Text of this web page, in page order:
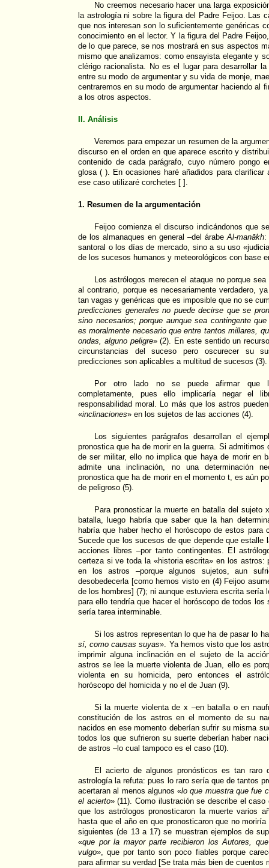
No creemos necesario hacer una larga
la astrología ni sobre la figura del Padre Feijoo. Las
que nos interesan son lo suficientemente genéricas
conocimiento en el lector. Y la figura del Padre
de lo que parece, se nos mostrará en sus aspectos
mismo que analizamos: como ensayista elegante y
clérigo racionalista. No es el lugar para desarrollar
entre su modo de argumentar y su vida de monje,
centraremos en su modo de argumentar haciendo al
a los otros aspectos.
II. Análisis
Veremos para empezar un resumen de la
discurso en el orden en que aparece escrito y
contenido de cada parágrafo, cuyo número pongo
glosa ( ). En ocasiones haré añadidos para clarificar
ese caso utilizaré corchetes [ ].
1. Resumen de la argumentación
Feijoo comienza el discurso indicándonos que
de los almanaques en general –del árabeAl-manākh:
santoral o los días de mercado, sino a su uso
de los sucesos humanos y meteorológicos con base
Los astrólogos merecen el ataque no porque
al contrario, porque es necesariamente verdadero,
tan vagas y genéricas que es imposible que no se
predicciones generales no puede decirse que se
sino necesarios; porque aunque sea contingente
es moralmente necesario que entre tantos millares,
ondas, alguno peligre» (2). En este sentido un
circunstancias del suceso pero oscurecer su
predicciones son aplicables a multitud de sucesos (3).
Por otro lado no se puede afirmar que
completamente, pues ello implicaría negar el
responsabilidad moral. Lo más que los astros
«inclinaciones» en los sujetos de las acciones (4).
Los siguientes parágrafos desarrollan el
pronostica que ha de morir en la guerra. Si admitimos
de ser militar, ello no implica que haya de morir en
admite una inclinación, no una determinación
pronostica que ha de morir en el momento t, es aún
de peligroso (5).
Para pronosticar la muerte en batalla del sujeto
batalla, luego habría que saber que la han
habría que haber hecho el horóscopo de estos para
Sucede que los sucesos de que depende que estalle
acciones libres –por tanto contingentes. El
certeza si ve toda la «historia escrita» en los astros:
en los astros –porque algunos sujetos, aun
desobedecerla [como hemos visto en (4) Feijoo
de los hombres] (7); ni aunque estuviera escrita sería
para ello tendría que hacer el horóscopo de todos
sería tarea interminable.
Si los astros representan lo que ha de pasar lo
sí, como causas suyas». Ya hemos visto que los
imprimir alguna inclinación en el sujeto de la
astros se lee la muerte violenta de Juan, ello es
violenta en su homicida, pero entonces el
horóscopo del homicida y no el de Juan (9).
Si la muerte violenta de x –en batalla o en
constitución de los astros en el momento de su
nacidos en ese momento deberían sufrir su misma
todos los que sufrieron su suerte deberían haber
de astros –lo cual tampoco es el caso (10).
El acierto de algunos pronósticos es tan raro
astrología la refuta: pues lo raro sería que de tantos
acertaran al menos algunos «lo que muestra que fue
el acierto» (11). Como ilustración se describe el
que los astrólogos pronosticaron la muerte varios
hasta que el año en que pronosticaron que no
siguientes (de 13 a 17) se muestran ejemplos de
«que por la mayor parte recibieron los Autores,
vulgo», que por tanto son poco fiables porque
para afirmar su verdad [Se trata más bien de cuentos